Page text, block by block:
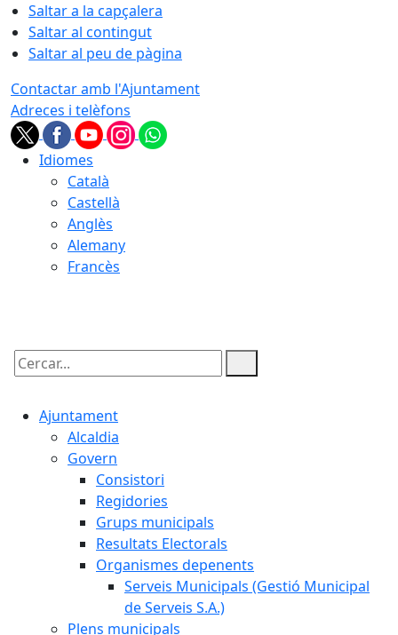
Saltar a la capçalera
Saltar al contingut
Saltar al peu de pàgina
Contactar amb l'Ajuntament
Adreces i telèfons
Idiomes
Català
Castellà
Anglès
Alemany
Francès
Cercar:
Ajuntament
Alcaldia
Govern
Consistori
Regidories
Grups municipals
Resultats Electorals
Organismes depenents
Serveis Municipals (Gestió Municipal
de Serveis S.A.)
Plens municipals